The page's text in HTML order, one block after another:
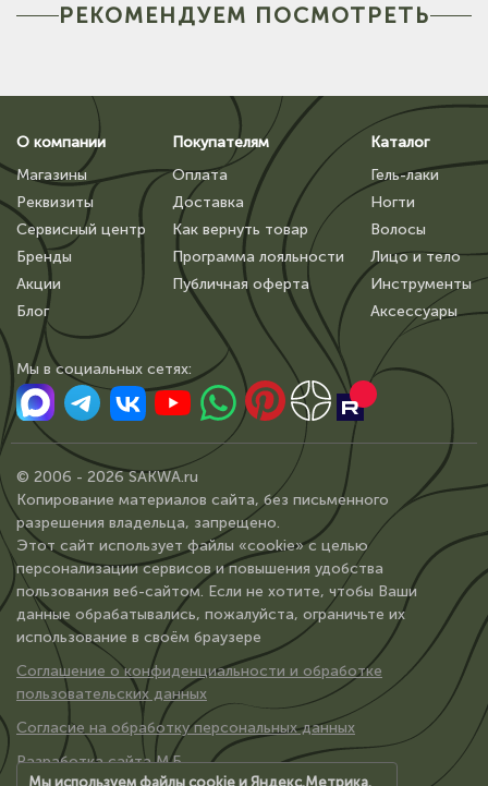
РЕКОМЕНДУЕМ ПОСМОТРЕТЬ
О компании
Магазины
Реквизиты
Сервисный центр
Бренды
Акции
Блог
Покупателям
Оплата
Доставка
Как вернуть товар
Программа лояльности
Публичная оферта
Каталог
Гель-лаки
Ногти
Волосы
Лицо и тело
Инструменты
Аксессуары
Мы в сoциальных сетях:
© 2006 - 2026 SAKWA.ru
Копирование материалов сайта, без письменного
разрешения владельца, запрещено.
Этот сайт использует файлы «cookie» с целью
персонализации сервисов и повышения удобства
пользования веб-сайтом. Если не хотите, чтобы Ваши
данные обрабатывались, пожалуйста, ограничьте их
использование в своём браузере
Соглашение о конфиденциальности и обработке
пользовательских данных
Согласие на обработку персональных данных
Разработка сайта М.Б.
Мы используем файлы cookie и Яндекс.Метрика.